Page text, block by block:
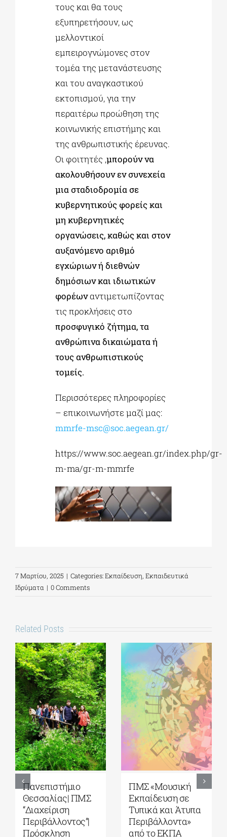
τους και θα τους
εξυπηρετήσουν, ως
μελλοντικοί
εμπειρογνώμονες στον
τομέα της μετανάστευσης
και του αναγκαστικού
εκτοπισμού, για την
περαιτέρω προώθηση της
κοινωνικής επιστήμης και
της ανθρωπιστικής έρευνας.
Οι φοιτητές ,μπορούν να
ακολουθήσουν εν συνεχεία
μια σταδιοδρομία σε
κυβερνητικούς φορείς και
μη κυβερνητικές
οργανώσεις, καθώς και στον
αυξανόμενο αριθμό
εγχώριων ή διεθνών
δημόσιων και ιδιωτικών
φορέωναντιμετωπίζοντας
τις προκλήσεις στο
προσφυγικό ζήτημα, τα
ανθρώπινα δικαιώματα ή
τους ανθρωπιστικούς
τομείς.
Περισσότερες πληροφορίες
– επικοινωνήστε μαζί μας:
mmrfe-msc@soc.aegean.gr/
https://www.soc.aegean.gr/index.php/gr-
m-ma/gr-m-mmrfe
7 Μαρτίου, 2025 | Categories:Εκπαίδευση, Εκπαιδευτικά
Ιδρύματα | 0 Comments
Related Posts
5ο Διεθνές Θερινό
Σχολείο Καβάλας
από το Αnatolia
American
University|
Πανεπιστήμιο
Αιγαίου| Τμήμα
Ωκεανογραφίας
και Θαλασσίων
Βιοεπιστημών|